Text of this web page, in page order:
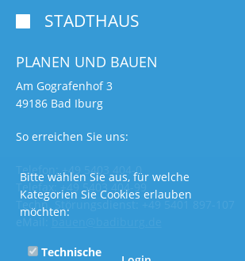
 STADTHAUS
PLANEN UND BAUEN
Am Gografenhof 3
49186 Bad Iburg
So erreichen Sie uns:
Telefon: +49 5403 404-0
Telefax: +49 5403 404-99
Techn. Störungsdienst: +49 5401 897-107
Bitte wählen Sie aus, für welche
Kategorien Sie Cookies erlauben
möchten:
Technische